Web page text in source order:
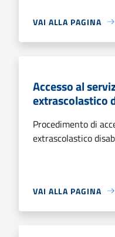
VAI ALLA PAGINA
Accesso al
extrascolastico
Procedimento di
extrascolastico
VAI ALLA PAGINA